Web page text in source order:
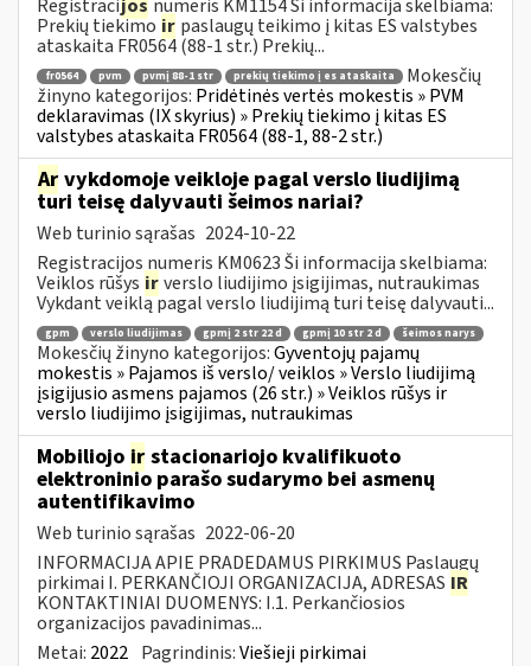
Registracijos numeris KM1154 Ši informacija skelbiama:
Prekių tiekimo ir paslaugų teikimo į kitas ES valstybes
ataskaita FR0564 (88-1 str.) Prekių...
fr0564 pvm pvmį 88-1 str prekių tiekimo į es ataskaita
Mokesčių
žinyno kategorijos: Pridėtinės vertės mokestis » PVM
deklaravimas (IX skyrius) » Prekių tiekimo į kitas ES
valstybes ataskaita FR0564 (88-1, 88-2 str.)
Ar vykdomoje veikloje pagal verslo liudijimą
turi teisę dalyvauti šeimos nariai?
Web turinio sąrašas 2024-10-22
Registracijos numeris KM0623 Ši informacija skelbiama:
Veiklos rūšys irverslo liudijimo įsigijimas, nutraukimas
Vykdant veiklą pagal verslo liudijimą turi teisę dalyvauti...
gpm verslo liudijimas gpmį 2 str 22 d gpmį 10 str 2 d šeimos narys
Mokesčių žinyno kategorijos:Gyventojų pajamų
mokestis » Pajamos iš verslo/ veiklos » Verslo liudijimą
įsigijusio asmens pajamos (26 str.) » Veiklos rūšys ir
verslo liudijimo įsigijimas, nutraukimas
Mobiliojo ir stacionariojo kvalifikuoto
elektroninio parašo sudarymo bei asmenų
autentifikavimo
Web turinio sąrašas 2022-06-20
INFORMACIJA APIE PRADEDAMUS PIRKIMUS Paslaugų
pirkimai I. PERKANČIOJI ORGANIZACIJA, ADRESAS IR
KONTAKTINIAI DUOMENYS: I.1. Perkančiosios
organizacijos pavadinimas...
Metai: 2022 Pagrindinis:Viešieji pirkimai